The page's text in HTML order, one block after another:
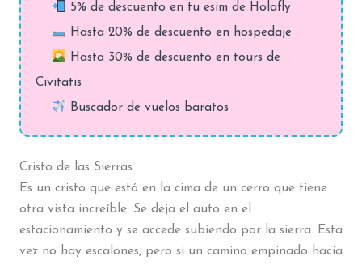
5% de descuento en tu esim de Holafly
Hasta 20% de descuento en hospedaje
Hasta 30% de descuento en tours de
Civitatis
Buscador de vuelos baratos
Cristo de las Sierras
Es un cristo que está en la cima de un cerro que tiene
otra vista increíble. Se deja el auto en el
estacionamiento y se accede subiendo por la sierra. Esta
vez no hay escalones, pero si un camino empinado hacia